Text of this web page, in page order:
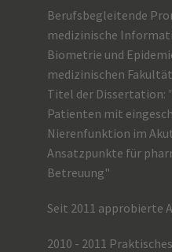
Berufsbegleitende
medizinische
Biometrie und
medizinischen
Titel der Dissertation:
Patienten mit
Nierenfunktion im
Ansatzpunkte für
Betreuung"
Seit 2011 approbierte
2010 - 2011